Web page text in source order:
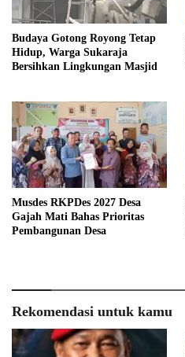
Budaya Gotong Royong Tetap
Hidup, Warga Sukaraja
Bersihkan Lingkungan Masjid
Musdes RKPDes 2027 Desa
Gajah Mati Bahas Prioritas
Pembangunan Desa
Rekomendasi untuk kamu